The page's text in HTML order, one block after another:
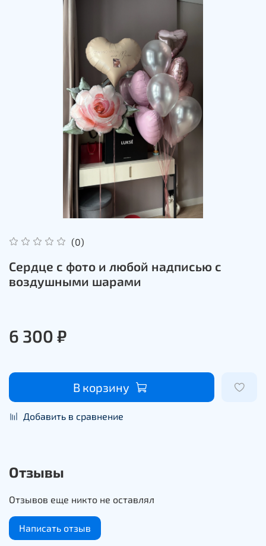
(0)
Сердце с фото и любой надписью с
воздушными шарами
6 300 ₽
В корзину
Добавить в сравнение
Отзывы
Отзывов еще никто не оставлял
Написать отзыв